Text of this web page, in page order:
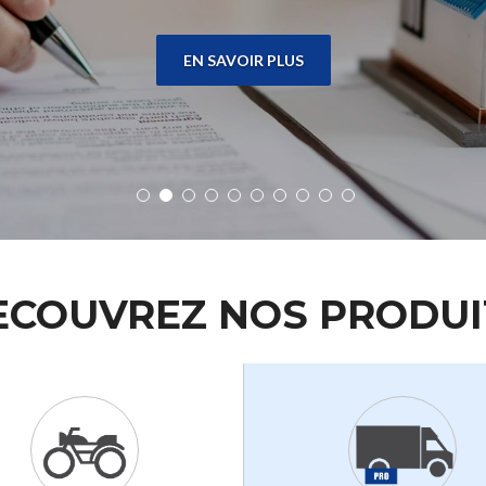
EN SAVOIR PLUS
NOS